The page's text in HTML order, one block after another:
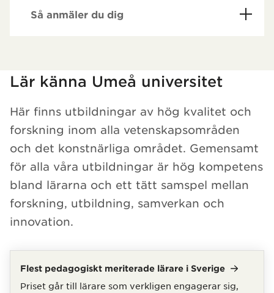
Så anmäler du dig
Har hämtat kursochkurspaket.
Lär känna Umeå universitet
Här finns utbildningar av hög kvalitet och
forskning inom alla vetenskapsområden
och det konstnärliga området. Gemensamt
för alla våra utbildningar är hög kompetens
bland lärarna och ett tätt samspel mellan
forskning, utbildning, samverkan och
innovation.
Flest pedagogiskt meriterade lärare i Sverige
Priset går till lärare som verkligen engagerar sig,